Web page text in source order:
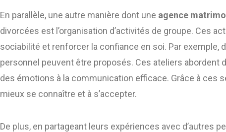
En parallèle, une autre manière dont une agence
divorcées est l’organisation d’activités de groupe. Ces
sociabilité et renforcer la confiance en soi. Par exemple,
personnel peuvent être proposés. Ces ateliers abordent
des émotions à la communication efficace. Grâce à ces
mieux se connaître et à s’accepter.
De plus, en partageant leurs expériences avec d’autres